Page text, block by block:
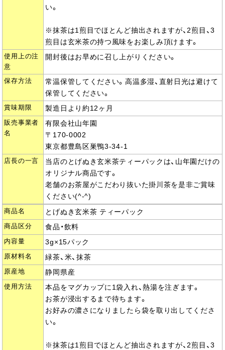
い。
※抹茶は1煎目でほとんど抽出されますが、2煎目、3
煎目は玄米茶の持つ風味をお楽しみ頂けます。
使用上の注
意
開封後はお早めに召し上がりください。
保存方法
常温保管してください。高温多湿、直射日光は避けて
保管してください。
賞味期限 製造日より約12ヶ月
販売事業者
名
有限会社山年園
〒170-0002
東京都豊島区巣鴨3-34-1
店長の一言
当店のとげぬき玄米茶ティーパックは、山年園だけの
オリジナル商品です。
老舗のお茶屋がこだわり抜いた掛川茶を是非ご賞味
ください(^-^)
商品名 とげぬき玄米茶 ティーパック
商品区分 食品・飲料
内容量 3g×15パック
原材料名 緑茶、米、抹茶
原産地 静岡県産
使用方法
本品をマグカップに1袋入れ、熱湯を注ぎます。
お茶が浸出するまで待ちます。
お好みの濃さになりましたら袋を取り出してくださ
い。
※抹茶は1煎目でほとんど抽出されますが、2煎目、3